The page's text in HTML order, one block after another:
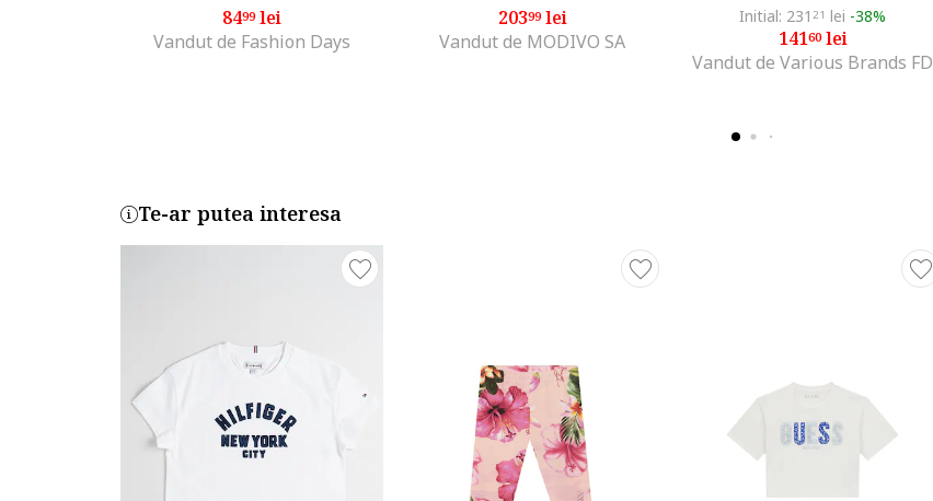
8499lei
Vandut de Fashion Days
20399lei
Vandut de MODIVO SA
Initial: 231 21 lei -38%
14160lei
Vandut de Various Brands FD
Te-ar putea interesa